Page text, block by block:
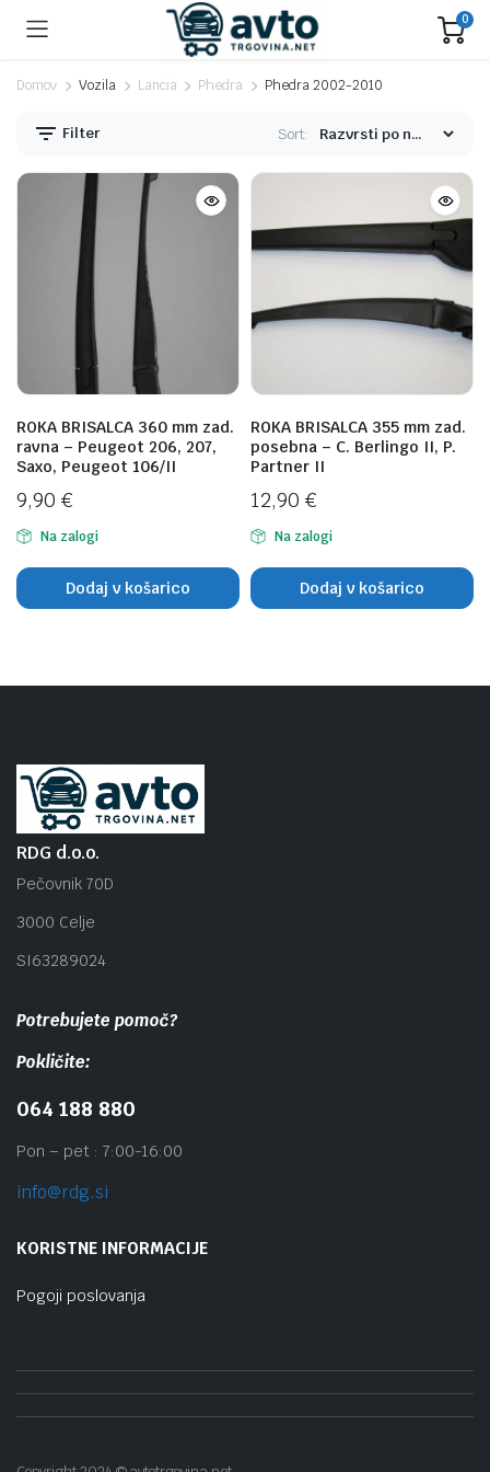
0
Domov Vozila Lancia Phedra Phedra 2002-2010
Filter Sort:
ROKA BRISALCA 360 mm zad.
ravna – Peugeot 206, 207,
Saxo, Peugeot 106/II
9,90 €
Na zalogi
Dodaj v košarico
ROKA BRISALCA 355 mm zad.
posebna – C. Berlingo II, P.
Partner II
12,90 €
Na zalogi
Dodaj v košarico
RDG d.o.o.
Pečovnik 70D
3000 Celje
SI63289024
Potrebujete pomoč?
Pokličite:
064 188 880
Pon – pet : 7:00-16:00
info@rdg.si
KORISTNE INFORMACIJE
Pogoji poslovanja